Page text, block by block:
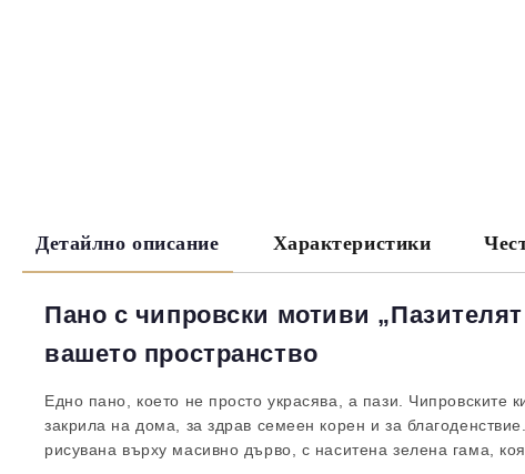
Детайлно описание Характеристики
Пано с чипровски мотиви
вашето пространство
Едно пано, което не просто украсява, а пази. Чипровските
закрила на дома, за здрав семеен корен и за
рисувана върху масивно дърво, с наситена зелена гама,